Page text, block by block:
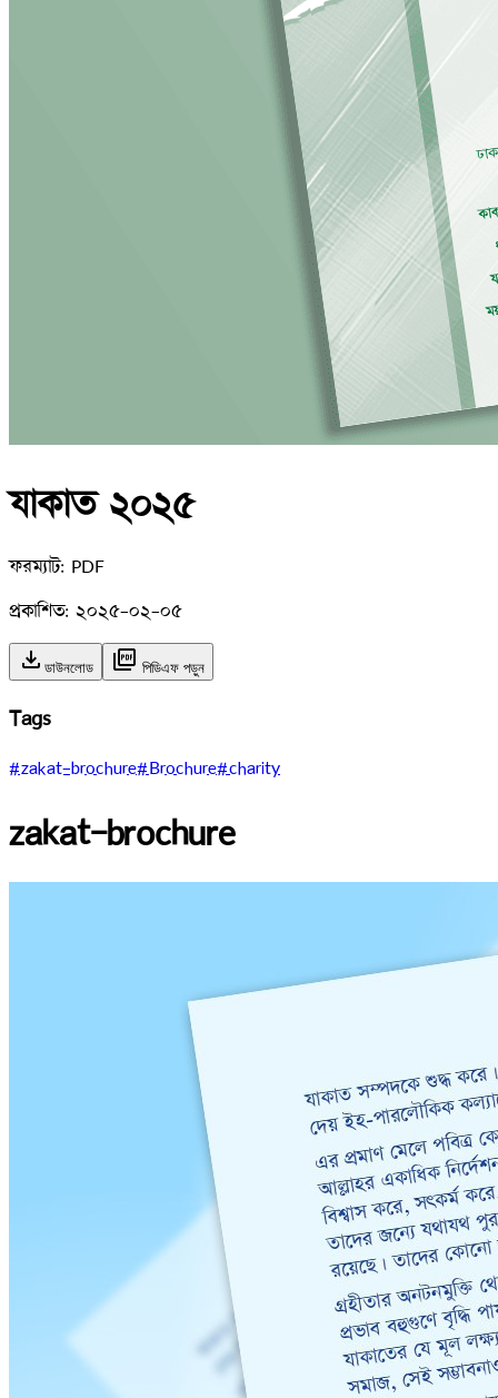
যাকাত ২০২৫
ফরম্যাট: PDF
প্রকাশিত: ২০২৫-০২-০৫
download ডাউনলোড picture_as_pdf পিডিএফ পড়ুন
Tags
#zakat-brochure#Brochure#charity
zakat-brochure